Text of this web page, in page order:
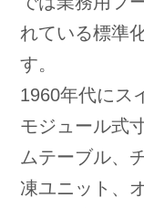
れている標準
す。
1960年代にス
モジュール式
ムテーブル、
凍ユニット、